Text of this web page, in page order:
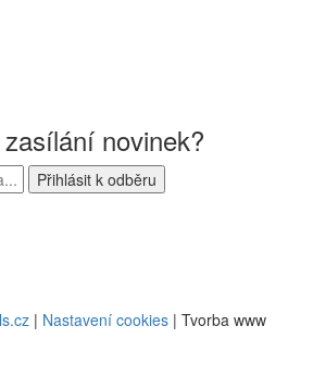
novinek?
| Nastavení cookies | Tvorba www